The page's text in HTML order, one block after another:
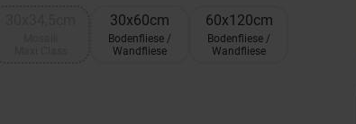
30x60cm
Bodenfliese /
Wandfliese
60x120cm
Bodenfliese /
Wandfliese